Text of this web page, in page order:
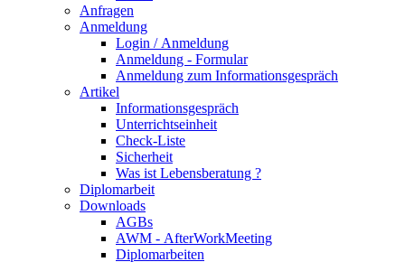
Anfragen
Anmeldung
Login / Anmeldung
Anmeldung - Formular
Anmeldung zum Informationsgespräch
Artikel
Informationsgespräch
Unterrichtseinheit
Check-Liste
Sicherheit
Was ist Lebensberatung ?
Diplomarbeit
Downloads
AGBs
AWM - AfterWorkMeeting
Diplomarbeiten